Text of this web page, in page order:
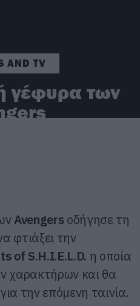
AND TV
γέφυρα των
Avengersοδήγησε τη
φτιάξει την
of S.H.I.E.L.D. η οποία
χαρακτήρων και θα
την επόμενη ταινία.